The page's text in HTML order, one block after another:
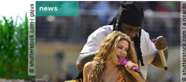
© shutterstock.com | gajus ©